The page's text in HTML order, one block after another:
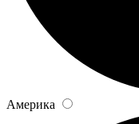
Америка